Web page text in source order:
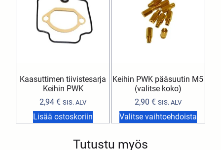
Kaasuttimen tiivistesarja
Keihin PWK
2,94€ SIS. ALV
Lisää ostoskoriin
Keihin PWK pääsuutin M5
(valitse koko)
2,90 € SIS. ALV
Valitse vaihtoehdoista
Tutustu myös